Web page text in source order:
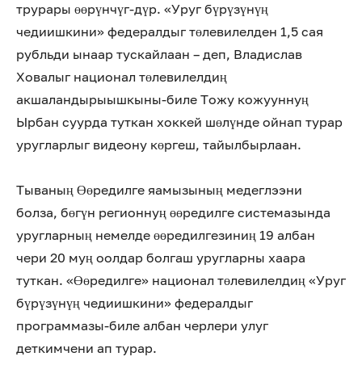
трурары өөрүнчүг-дүр. «Уруг бүрүзүнүң
чедиишкини» федералдыг төлевилелден 1,5 сая
рубльди ынаар тускайлаан – деп, Владислав
Ховалыг национал төлевилелдиң
акшаландырыышкыны-биле Тожу кожууннуң
Ырбан суурда туткан хоккей шөлүнде ойнап турар
уругларлыг видеону көргеш, тайылбырлаан.
Тываның Өөредилге яамызының медеглээни
болза, бөгүн регионнуң өөредилге системазында
уругларның немелде өөредилгезиниң 19 албан
чери 20 муң оолдар болгаш уругларны хаара
туткан. «Өөредилге» национал төлевилелдиң «Уруг
бүрүзүнүң чедиишкини» федералдыг
программазы-биле албан черлери улуг
деткимчени ап турар.